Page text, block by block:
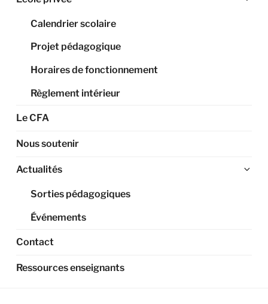
Calendrier scolaire
Projet pédagogique
Horaires de fonctionnement
Règlement intérieur
Le CFA
Nous soutenir
Actualités
Sorties pédagogiques
Événements
Contact
Ressources enseignants